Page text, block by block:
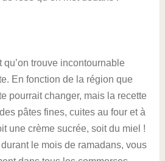
trouve incontournable
En fonction de la région que
pourrait changer, mais la recette
pâtes fines, cuites au four et à
une crème sucrée, soit du miel !
le mois de ramadans, vous